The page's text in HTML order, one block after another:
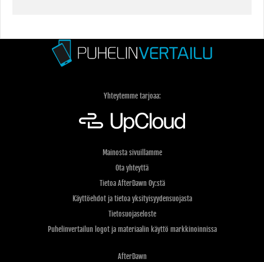
Yhteytemme tarjoaa:
Mainosta sivuillamme
Ota yhteyttä
Tietoa AfterDawn Oy:stä
Käyttöehdot ja tietoa yksityisyydensuojasta
Tietosuojaseloste
Puhelinvertailun logot ja materiaalin käyttö markkinoinnissa
AfterDawn